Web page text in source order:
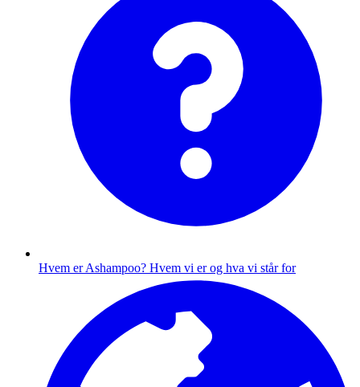
Hvem er Ashampoo? Hvem vi er og hva vi står for